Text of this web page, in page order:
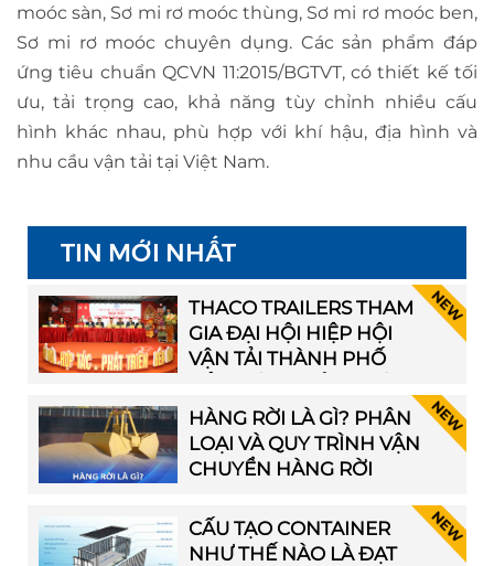
moóc sàn, Sơ mi rơ moóc thùng, Sơ mi rơ moóc ben,
Sơ mi rơ moóc chuyên dụng. Các sản phẩm đáp
ứng tiêu chuẩn QCVN 11:2015/BGTVT, có thiết kế tối
ưu, tải trọng cao, khả năng tùy chỉnh nhiều cấu
hình khác nhau, phù hợp với khí hậu, địa hình và
nhu cầu vận tải tại Việt Nam.
TIN MỚI NHẤT
THACO TRAILERS THAM
GIA ĐẠI HỘI HIỆP HỘI
VẬN TẢI THÀNH PHỐ
HÀNG RỜI LÀ GÌ? PHÂN
LOẠI VÀ QUY TRÌNH VẬN
CHUYỂN HÀNG RỜI
CẤU TẠO CONTAINER
NHƯ THẾ NÀO LÀ ĐẠT